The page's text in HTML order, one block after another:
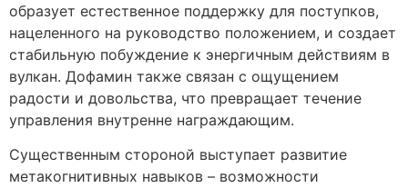
образует естественное поддержку для поступков,
нацеленного на руководство положением, и создает
стабильную побуждение к энергичным действиям в
вулкан. Дофамин также связан с ощущением
радости и довольства, что превращает течение
управления внутренне награждающим.
Существенным стороной выступает развитие
метакогнитивных навыков – возможности